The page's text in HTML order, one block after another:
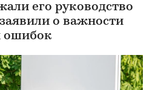
его руководство
о важности
ошибок